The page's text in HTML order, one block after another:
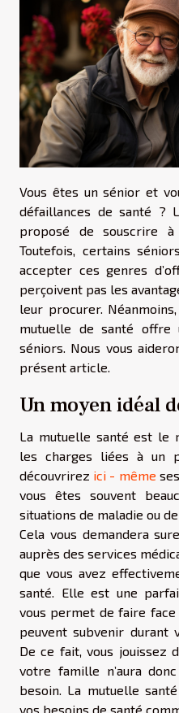
Vous êtes un sénior et
défaillances de santé ?
proposé de souscrire
Toutefois, certains
accepter ces genres
perçoivent pas les
leur procurer.
mutuelle de santé offre
séniors. Nous vous
présent article.
Un moyen idéal
La mutuelle santé est le
les charges liées à un
découvrirez ici - même
vous êtes souvent
situations de maladie ou
Cela vous demandera
auprès des services
que vous avez
santé. Elle est une
vous permet de faire
peuvent subvenir durant
De ce fait, vous jouissez
votre famille n’aura
besoin. La mutuelle
vos besoins de santé